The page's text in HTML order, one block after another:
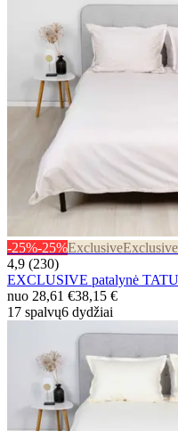
-25%-25%ExclusiveExclusive
4,9 (230)
EXCLUSIVE patalynė
nuo 28,61 €38,15 €
17 spalvų6 dydžiai